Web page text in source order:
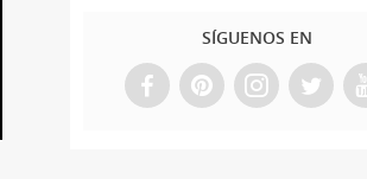
SÍGUENOS EN